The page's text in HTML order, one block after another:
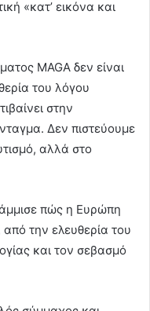
«κατ’ εικόνα και
MAGA δεν είναι
του λόγου
στην
Δεν πιστεύουμε
αλλά στο
πώς η Ευρώπη
την ελευθερία του
και τον σεβασμό